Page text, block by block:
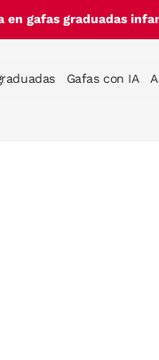
en gafas graduadas
Gafas con IA